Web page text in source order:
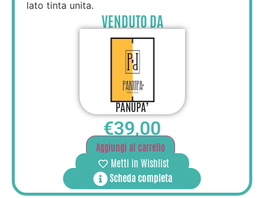
lato tinta unita.
VENDUTO DA
PANUPA’
€39,00
Aggiungi al carrello
Metti in Wishlist
Scheda completa